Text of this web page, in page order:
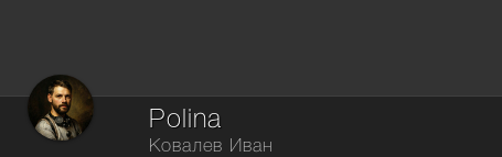
Polina
Ковалев Иван